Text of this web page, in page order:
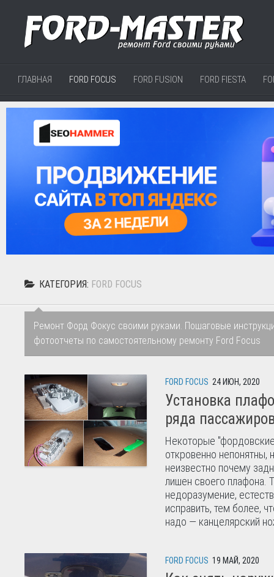
ГЛАВНАЯ FORD FOCUS FORD FUSION FORD FIESTA
КАТЕГОРИЯ: FORD FOCUS
Ремонт Форд Фокус своими руками. Пошаговые
фотоотчеты по самостоятельному ремонту Ford Focus
FORD FOCUS 24 ИЮН, 2020
Установка
ряда
Некоторые
откровенно непонятны,
неизвестно почему
лишен своего плафона.
недоразумение,
исправить, тем более,
надо — канцелярский
FORD FOCUS 19 МАЙ, 2020